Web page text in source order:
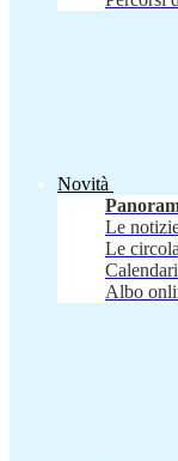
Novità
Le
Le
Albo